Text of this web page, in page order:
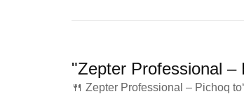
"Zepter Professional –
🍴 Zepter Professional – Pichoq